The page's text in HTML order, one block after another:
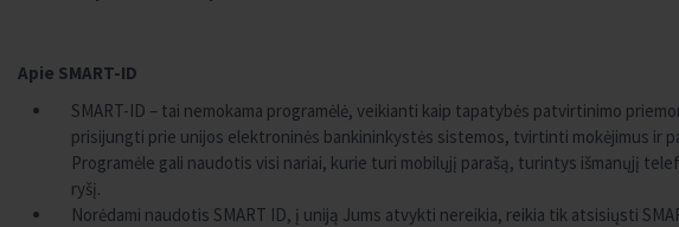
Apie SMART-ID
SMART-ID – tai nemokama programėlė, veikianti kaip tapatybės patvirtinimo
prisijungti prie unijos elektroninės bankininkystės sistemos, tvirtinti mokėjimus ir
Programėle gali naudotis visi nariai, kurie turi mobilųjį parašą, turintys išmanųjį
ryšį.
Norėdami naudotis SMART ID, į uniją Jums atvykti nereikia, reikia tik atsisiųsti